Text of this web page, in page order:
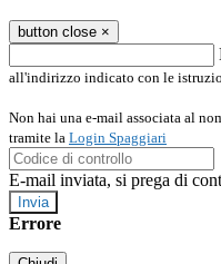
button close ×
all'indirizzo indicato con le
Non hai una e-mail associata al
tramite la Login Spaggiari
E-mail inviata, si prega di
Errore